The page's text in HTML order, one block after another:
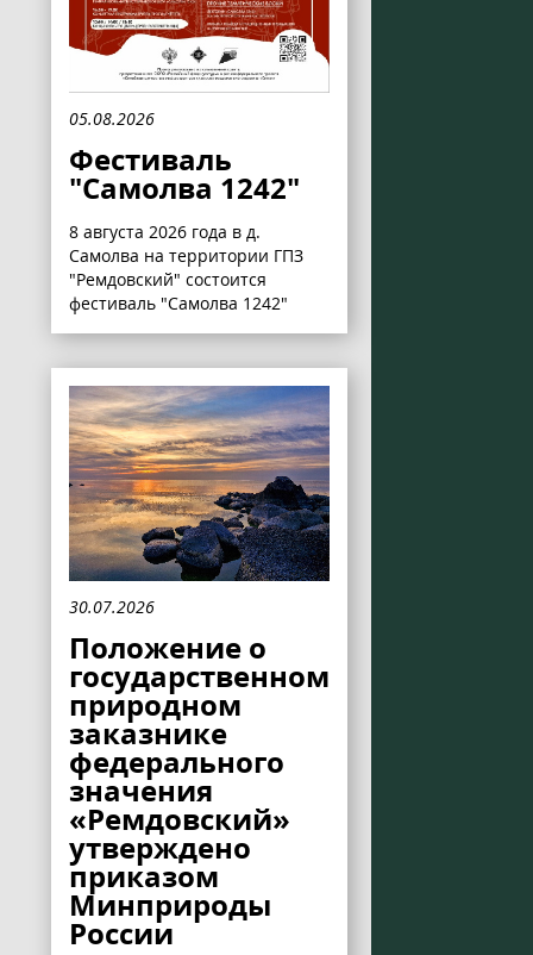
05.08.2026
Фестиваль
"Самолва 1242"
8 августа 2026 года в д.
Самолва на территории ГПЗ
"Ремдовский" состоится
фестиваль "Самолва 1242"
30.07.2026
Положение о
государственном
природном
заказнике
федерального
значения
«Ремдовский»
утверждено
приказом
Минприроды
России